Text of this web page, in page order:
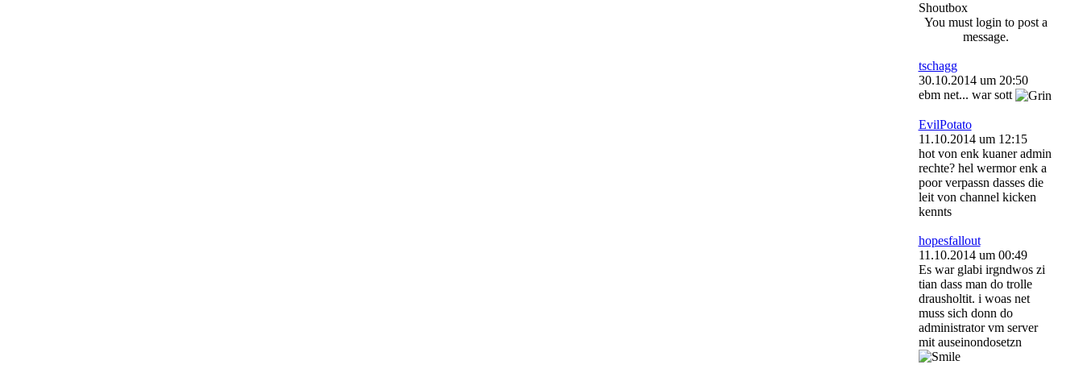
Shoutbox
You must login to post a
message.
tschagg
30.10.2014 um 20:50
ebm net... war sott
EvilPotato
11.10.2014 um 12:15
hot von enk kuaner admin
rechte? hel wermor enk a
poor verpassn dasses die
leit von channel kicken
kennts
hopesfallout
11.10.2014 um 00:49
Es war glabi irgndwos zi
tian dass man do trolle
drausholtit. i woas net
muss sich donn do
administrator vm server
mit auseinondosetzn